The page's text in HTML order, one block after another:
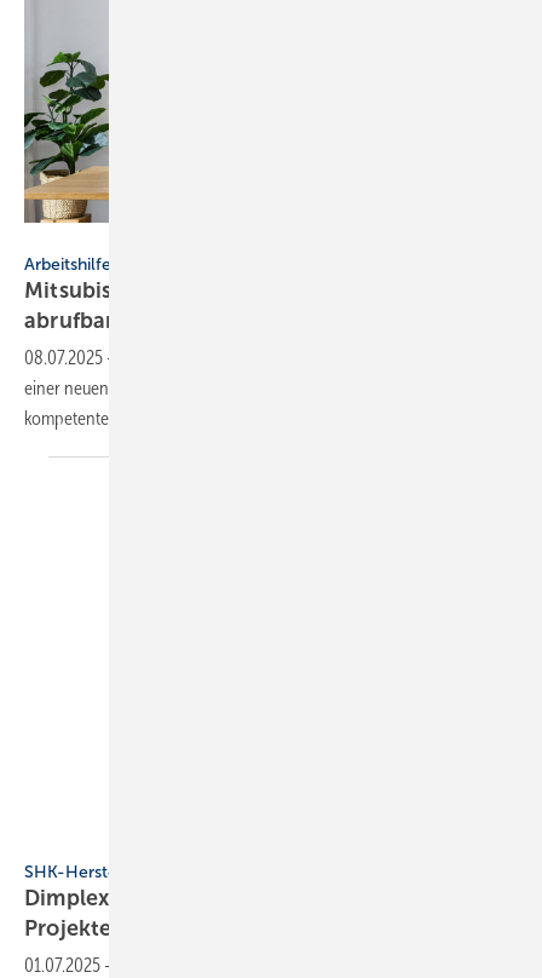
Arbeitshilfe
Mitsubishi Electric: neuer Heiztrend profi
abrufbar
08.07.2025 -
einer neuen Ausgabe 2025 fort als Grundlage für eine fundierte und
kompetente Beratung bei der
SHK-Hersteller
Dimplex: Mono­block-Wärme­pumpe für große
Projekte
01.07.2025 -